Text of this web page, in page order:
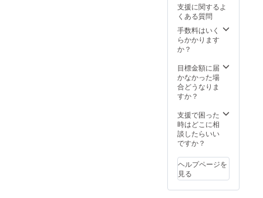
支援に関するよ
くある質問
手数料はいく
らかかります
か？
目標金額に届
かなかった場
合どうなりま
すか？
支援で困った
時はどこに相
談したらいい
ですか？
ヘルプページを
見る